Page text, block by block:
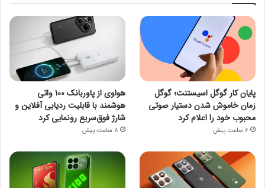
پایان کار گوگل اسیستنت؛ گوگل
زمان خاموش شدن دستیار صوتی
محبوب خود را اعلام کرد
6 ساعت پیش
هواوی از پاوربانک ۱۰۰ واتی
هوشمند با قابلیت ردیابی آفلاین و
شارژ فوق‌سریع رونمایی کرد
8 ساعت پیش